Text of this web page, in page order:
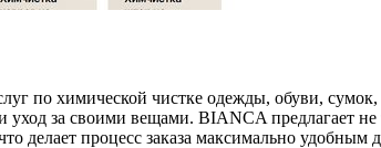
по химической чистке одежды, обуви,
уход за своими вещами. BIANCA предлагает
делает процесс заказа максимально удобным